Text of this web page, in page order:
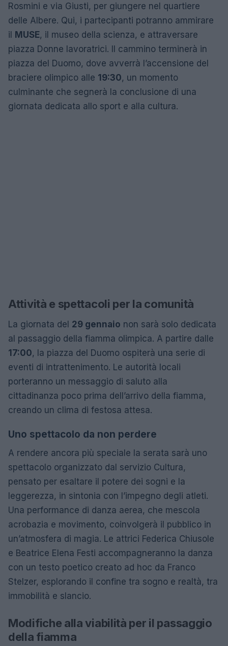
Rosmini e via Giusti, per giungere nel quartiere
delle Albere. Qui, i partecipanti potranno ammirare
il MUSE, il museo della scienza, e attraversare
piazza Donne lavoratrici. Il cammino terminerà in
piazza del Duomo, dove avverrà l’accensione del
braciere olimpico alle 19:30, un momento
culminante che segnerà la conclusione di una
giornata dedicata allo sport e alla cultura.
Attività e spettacoli per la comunità
La giornata del 29 gennaio non sarà solo dedicata
al passaggio della fiamma olimpica. A partire dalle
17:00, la piazza del Duomo ospiterà una serie di
eventi di intrattenimento. Le autorità locali
porteranno un messaggio di saluto alla
cittadinanza poco prima dell’arrivo della fiamma,
creando un clima di festosa attesa.
Uno spettacolo da non perdere
A rendere ancora più speciale la serata sarà uno
spettacolo organizzato dal servizio Cultura,
pensato per esaltare il potere dei sogni e la
leggerezza, in sintonia con l’impegno degli atleti.
Una performance di danza aerea, che mescola
acrobazia e movimento, coinvolgerà il pubblico in
un’atmosfera di magia. Le attrici Federica Chiusole
e Beatrice Elena Festi accompagneranno la danza
con un testo poetico creato ad hoc da Franco
Stelzer, esplorando il confine tra sogno e realtà, tra
immobilità e slancio.
Modifiche alla viabilità per il passaggio
della fiamma